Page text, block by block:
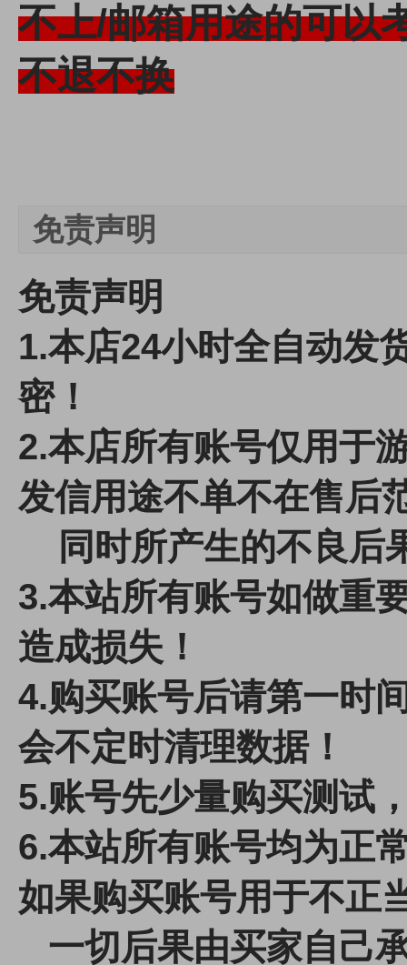
不上/邮箱用途的可以
不退不换
免责声明
免责声明
1.本店24小时全自动发
密！
2.本店所有账号仅用于
发信用途不单不在售后
同时所产生的不良后
3.本站所有账号如做重
造成损失！
4.购买账号后请第一时
会不定时清理数据！
5.账号先少量购买测试
6.本站所有账号均为正
如果购买账号用于不正
一切后果由买家自己